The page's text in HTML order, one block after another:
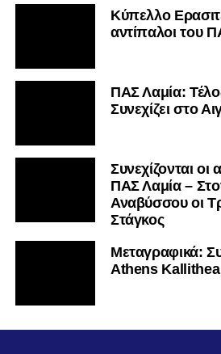
Κύπελλο
αντίπαλοι του
ΠΑΣ Λαμία:
Συνεχίζει στο
Συνεχίζονται
ΠΑΣ Λαμία –
Αναβύσσου οι
Στάγκος
Mεταγραφικά:
Athens Kallithea